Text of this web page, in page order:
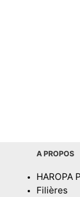
A PROPOS
HAROPA
Filières